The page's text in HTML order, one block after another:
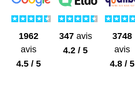
1962
avis
4.5 / 5
347avis
4.2 / 5
3748
avis
4.8 / 5